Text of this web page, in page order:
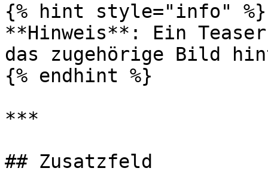
{% hint style="info" %}
**Hinweis**: Ein
das zugehörige Bild
{% endhint %}
***
## Zusatzfeld